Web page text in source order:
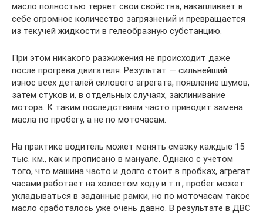
масло полностью теряет свои свойства, накапливает в
себе огромное количество загрязнений и превращается
из текучей жидкости в гелеобразную субстанцию.
При этом никакого разжижения не происходит даже
после прогрева двигателя. Результат — сильнейший
износ всех деталей силового агрегата, появление шумов,
затем стуков и, в отдельных случаях, заклинивание
мотора. К таким последствиям часто приводит замена
масла по пробегу, а не по моточасам.
На практике водитель может менять смазку каждые 15
тыс. км., как и прописано в мануале. Однако с учетом
того, что машина часто и долго стоит в пробках, агрегат
часами работает на холостом ходу и т.п., пробег может
укладываться в заданные рамки, но по моточасам такое
масло сработалось уже очень давно. В результате в ДВС